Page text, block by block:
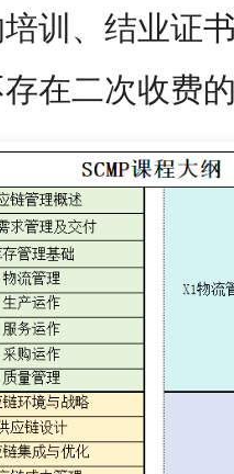
训、结业证
在二次收费